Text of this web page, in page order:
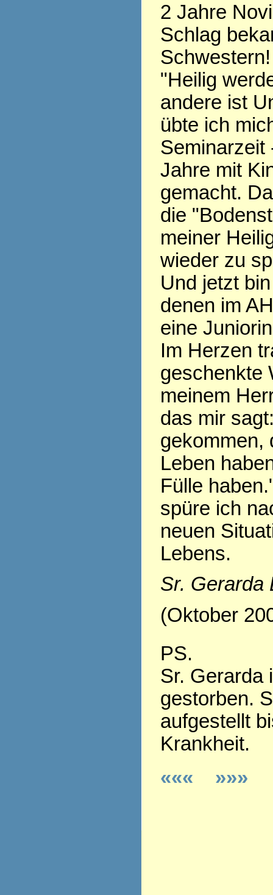
2 Jahre
Schlag
"Heilig
andere ist
übte ich
Seminarzeit
Jahre mit
gemacht.
die
meiner
wieder zu
Und jetzt
denen im
eine
Im Herzen
geschenkte
meinem
das mir
gekommen,
Leben
Fülle
spüre ich
neuen
Lebens.
Sr. Gerarda
(Oktober
PS.
Sr. Gerarda
gestorben.
aufgestellt
Krankheit.
«««
»»»